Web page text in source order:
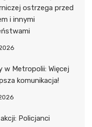
ostrzega przed
i innymi
w Metropolii: Więcej
komunikacja!
Policjanci